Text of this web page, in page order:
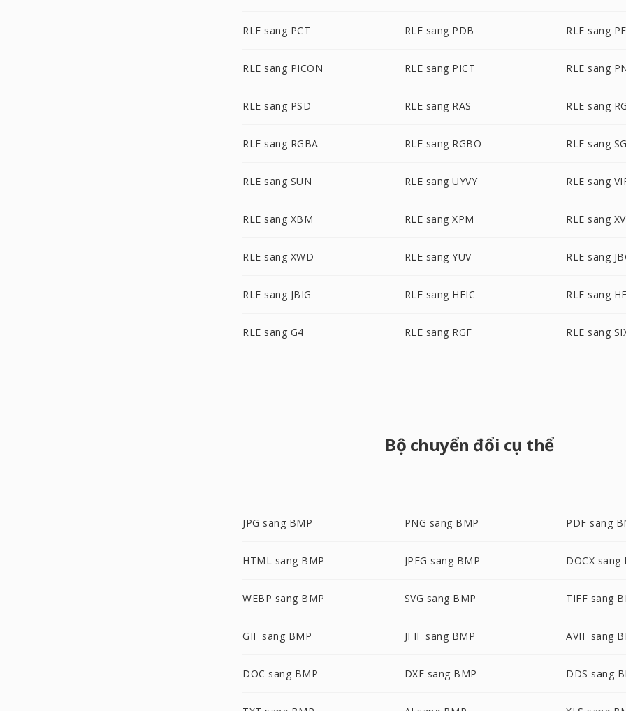
RLE sang PCT RLE sang PDB RLE sang
RLE sang PICON RLE sang PICT RLE sang
RLE sang PSD RLE sang RAS RLE sang
RLE sang RGBA RLE sang RGBO RLE sang
RLE sang SUN RLE sang UYVY RLE sang
RLE sang XBM RLE sang XPM RLE sang XV
RLE sang XWD RLE sang YUV RLE sang
RLE sang JBIG RLE sang HEIC RLE sang
RLE sang G4 RLE sang RGF RLE sang
Bộ chuyển đổi cụ thể
JPG sang BMP PNG sang BMP PDF sang
HTML sang BMP JPEG sang BMP DOCX sang
WEBP sang BMP SVG sang BMP TIFF sang
GIF sang BMP JFIF sang BMP AVIF sang
DOC sang BMP DXF sang BMP DDS sang